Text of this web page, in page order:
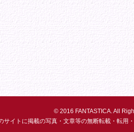
© 2016 FANTASTICA. All
サイトに掲載の写真・文章等の無断転載・転用